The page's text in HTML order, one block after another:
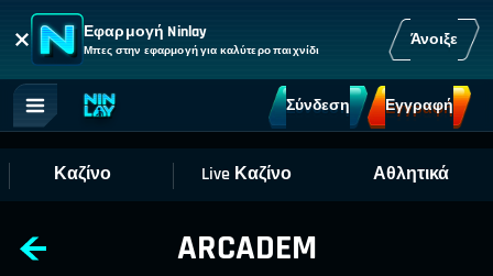
Εφαρμογή Ninlay
Μπες στην εφαρμογή για καλύτερο παιχνίδι
Άνοιξε
Σύνδεση Εγγραφή
Καζίνο Live Καζίνο Αθλητικά
ARCADEM